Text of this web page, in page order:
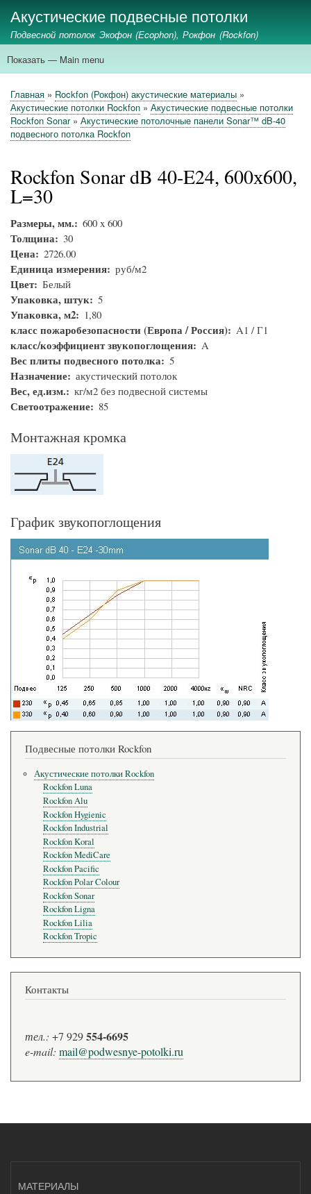
к
основному
Акустические подвесные потолки
Подвесной потолок Экофон (Ecophon), Рокфон (Rockfon)
Main
Показать — Main menu
главная
ecophon
rockfon
стеновые панели
акустические экраны
применение
Строка
навигации
Главная
Rockfon (Рокфон) акустические материалы
Акустические потолки Rockfon
Акустические подвесные потолки
Rockfon Sonar
Акустические потолочные панели Sonar™ dB-40
подвесного потолка Rockfon
Rockfon Sonar dB 40-E24, 600х600,
L=30
Размеры, мм. 600 x 600
Толщина 30
Цена 2726.00
Единица измерения руб/м2
Цвет Белый
Упаковка, штук 5
Упаковка, м2 1,80
класс пожаробезопасности (Европа / Россия) A1 / Г1
класс/коэффициент звукопоглощения A
Вес плиты подвесного потолка 5
Назначение акустический потолок
Вес, ед.изм. кг/м2 без подвесной системы
Светоотражение 85
Монтажная кромка
График звукопоглощения
Подвесные потолки Rockfon
Акустические потолки Rockfon
Rockfon Luna
Rockfon Alu
Rockfon Hygienic
Rockfon Industrial
Rockfon Koral
Rockfon MediCare
Rockfon Pacific
Rockfon Polar Colour
Rockfon Sonar
Rockfon Ligna
Rockfon Lilia
Rockfon Tropic
Контакты
тел.: +7 929554-6695
e-mail: mail@podwesnye-potolki.ru
МАТЕРИАЛЫ